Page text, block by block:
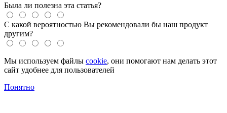
Была ли полезна эта статья?
С какой вероятностью Вы рекомендовали бы наш продукт
другим?
Мы используем файлы cookie, они помогают нам делать этот
сайт удобнее для пользователей
Понятно